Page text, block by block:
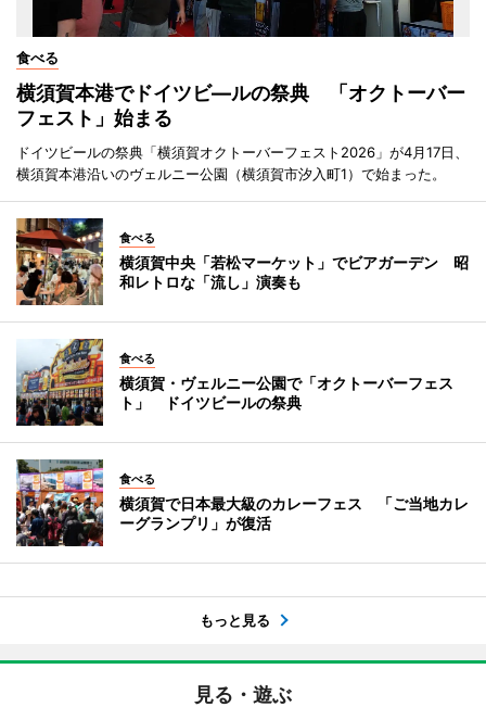
食べる
横須賀本港でドイツビ―ルの祭典 「オクトーバー
フェスト」始まる
ドイツビールの祭典「横須賀オクトーバーフェスト2026」が4月17日、
横須賀本港沿いのヴェルニー公園（横須賀市汐入町1）で始まった。
食べる
横須賀中央「若松マーケット」でビアガーデン 昭
和レトロな「流し」演奏も
食べる
横須賀・ヴェルニー公園で「オクトーバーフェス
ト」 ドイツビールの祭典
食べる
横須賀で日本最大級のカレーフェス 「ご当地カレ
ーグランプリ」が復活
もっと見る
見る・遊ぶ